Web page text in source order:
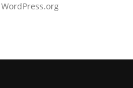
WordPress.org